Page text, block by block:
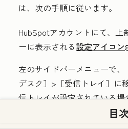
は、次の手順に従います。
HubSpotアカウントにて、上
ーに表示される設定アイコン
左のサイドバーメニューで
デスク］ > ［受信トレイ］に
信トレイが設定されている
ドロップダウンメニュー
Messengerチャネルを接続
目